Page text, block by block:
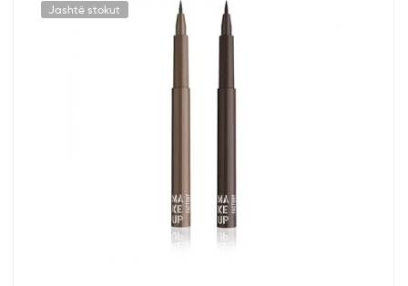
Jashtë stokut